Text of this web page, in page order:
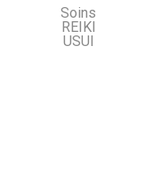
Soins
REIKI
USUI